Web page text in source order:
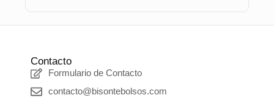
Contacto
Formulario de Contacto
contacto@bisontebolsos.com